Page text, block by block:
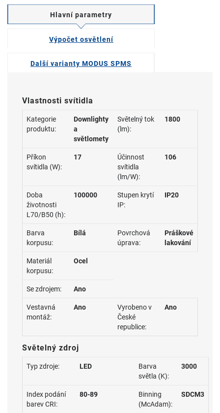
Hlavní parametry
Výpočet osvětlení
Další varianty MODUS SPMS
Vlastnosti svítidla
Kategorie
produktu:
Downlighty
a
světlomety
Světelný tok
(lm):
1800
Příkon
svítidla (W):
17
Účinnost
svítidla
(lm/W):
106
Doba
životnosti
L70/B50 (h):
100000
Stupen krytí
IP:
IP20
Barva
korpusu:
Bílá
Povrchová
úprava:
Práškové
lakování
Materiál
korpusu:
Ocel
Se zdrojem: Ano
Vestavná
montáž:
Ano
Vyrobeno v
České
republice:
Ano
Světelný zdroj
Typ zdroje: LED
Barva
světla (K):
3000
Index podání
barev CRI:
80-89
Binning
(McAdam):
SDCM3